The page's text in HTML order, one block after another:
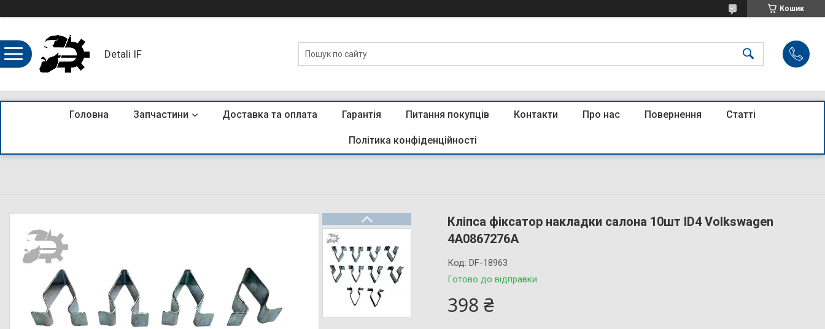
Кошик
Detali IF
Головна Запчастини Доставка та оплата Гарантія Питання покупців Контакти Про нас Повернення Статті
Політика конфіденційності
Кліпса фіксатор накладки салона 10шт ID4 Volkswagen
4A0867276A
Готово до відправки
Код:DF-18963
398 ₴